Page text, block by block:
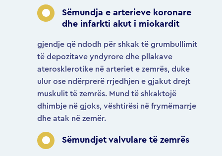
Sëmundja e arterieve koronare
dhe infarkti akut i miokardit
gjendje që ndodh për shkak të grumbullimit
të depozitave yndyrore dhe pllakave
aterosklerotike në arteriet e zemrës, duke
ulur ose ndërprerë rrjedhjen e gjakut drejt
muskulit të zemrës. Mund të shkaktojë
dhimbje në gjoks, vështirësi në frymëmarrje
dhe atak në zemër.
Sëmundjet valvulare të zemrës